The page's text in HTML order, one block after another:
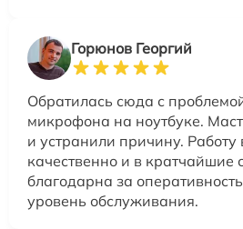
Горюнов Георгий
Обратилась сюда с
микрофона на ноутбуке.
и устранили причину.
качественно и в кратчайшие
благодарна за
уровень обслуживания.